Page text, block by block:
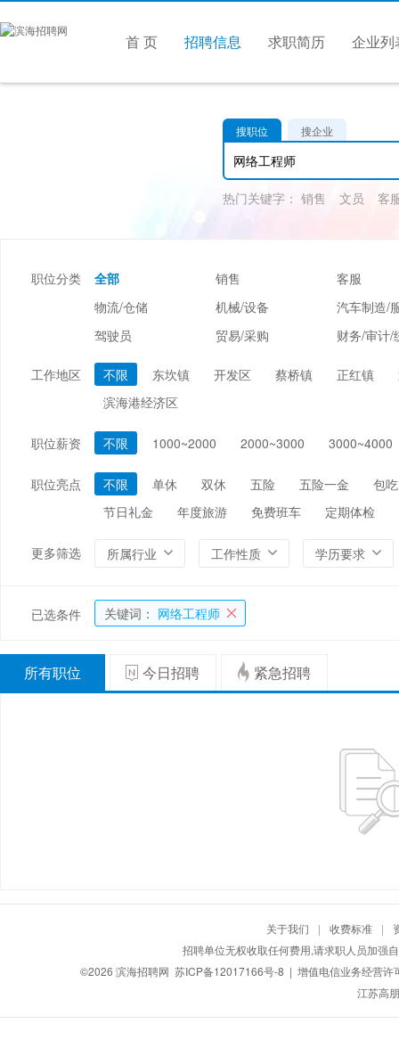
首 页 招聘信息 求职简历 企业列
搜职位 搜企业
热门关键字： 销售 文员 客
职位分类 全部 销售
客服
物流/仓储
机械/设备
汽车制造/
驾驶员
贸易/采购
财务/审计/
美容/美发
市场/媒介/公关
能源/电力/矿产
环保
工作地区 不限 东坎镇 开发区 蔡桥镇 正红镇
滨海港经济区
职位薪资 不限 1000~2000 2000~3000 3000~4000
职位亮点 不限 单休 双休 五险 五险一金
包吃
节日礼金
年度旅游 免费班车 定期体检
更多筛选 所属行业 工作性质 学历要求
已选条件 关键词： 网络工程师
所有职位 今日招聘 紧急招聘
关于我们 | 收费标准 |
招聘单位无权收取任何费用,请求职人员加强
©2026 滨海招聘网 苏ICP备12017166号-8 | 增值电信业务经营
江苏高